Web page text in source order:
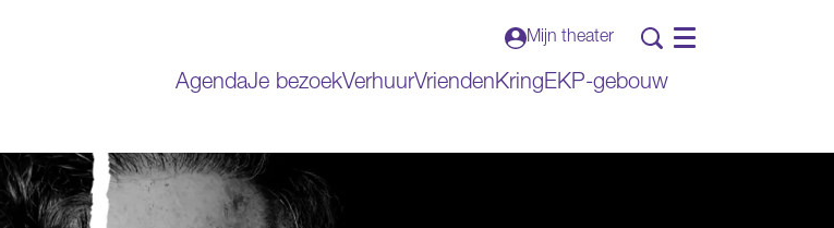
Mijn theater
AgendaJe bezoekVerhuurVriendenKringEKP-gebouw
Menu